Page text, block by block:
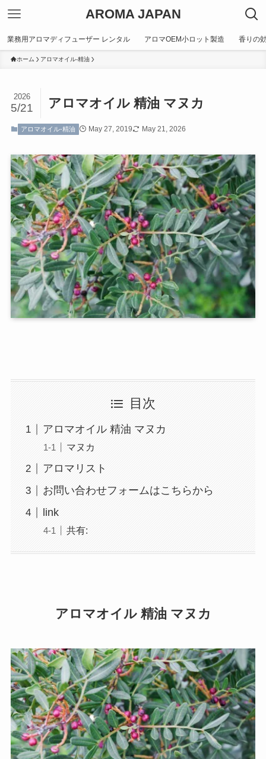
AROMA JAPAN
業務用アロマディフューザー レンタル アロマOEM小ロット製造 香りの
ホーム アロマオイル-精油
アロマオイル 精油 マヌカ
2026
5/21
アロマオイル-精油 May 27, 2019 May 21, 2026
目次
アロマオイル 精油 マヌカ
マヌカ
アロマリスト
お問い合わせフォームはこちらから
link
共有:
アロマオイル 精油 マヌカ